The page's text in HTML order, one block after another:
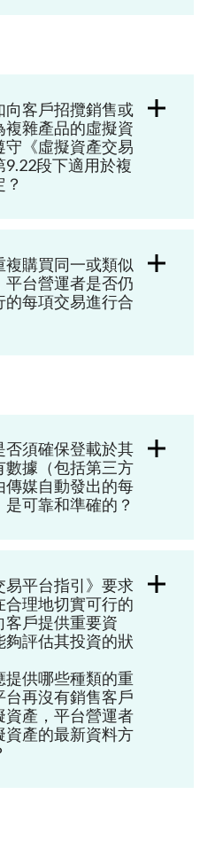
向客戶招攬銷售或
複雜產品的虛擬資
守《虛擬資產交易
9.22段下適用於複
複購買同一或類似
平台營運者是否仍
的每項交易進行合
否須確保登載於其
數據（包括第三方
傳媒自動發出的每
可靠和準確的？
易平台指引》要求
合理地切實可行的
客戶提供重要資
夠評估其投資的狀
提供哪些種類的重
台再沒有銷售客戶
資產，平台營運者
資產的最新資料方